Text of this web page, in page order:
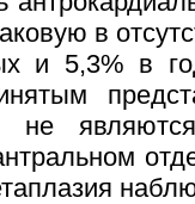
в
и 5,3% в